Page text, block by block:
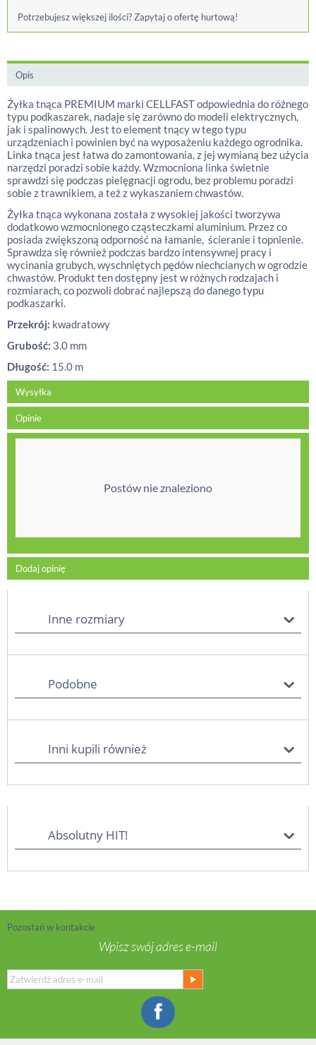
Potrzebujesz większej ilości? Zapytaj o ofertę hurtową!
Opis
Żyłka tnąca PREMIUM marki CELLFAST odpowiednia do różnego
typu podkaszarek, nadaje się zarówno do modeli elektrycznych,
jak i spalinowych. Jest to element tnący w tego typu
urządzeniach i powinien być na wyposażeniu każdego ogrodnika.
Linka tnąca jest łatwa do zamontowania, z jej wymianą bez użycia
narzędzi poradzi sobie każdy. Wzmocniona linka świetnie
sprawdzi się podczas pielęgnacji ogrodu, bez problemu poradzi
sobie z trawnikiem, a też z wykaszaniem chwastów.
Żyłka tnąca wykonana została z wysokiej jakości tworzywa
dodatkowo wzmocnionego cząsteczkami aluminium. Przez co
posiada zwiększoną odporność na łamanie, ścieranie i topnienie.
Sprawdza się również podczas bardzo intensywnej pracy i
wycinania grubych, wyschniętych pędów niechcianych w ogrodzie
chwastów. Produkt ten dostępny jest w różnych rodzajach i
rozmiarach, co pozwoli dobrać najlepszą do danego typu
podkaszarki.
Przekrój: kwadratowy
Grubość: 3.0 mm
Długość: 15.0 m
Wysyłka
Opinie
Postów nie znaleziono
Dodaj opinię
Inne rozmiary
Podobne
Inni kupili również
Absolutny HIT!
Pozostań w kontakcie
Wpisz swój adres e-mail